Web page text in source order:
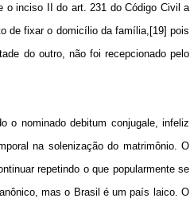
o inciso II do art. 231 do Código Civil a
de fixar o domicílio da família,[19] pois
do outro, não foi recepcionado pelo
o nominado debitum conjugale, infeliz
na solenização do matrimônio. O
repetindo o que popularmente se
mas o Brasil é um país laico. O